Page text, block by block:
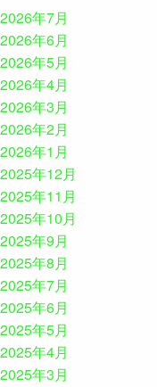
2026年7月
2026年6月
2026年5月
2026年4月
2026年3月
2026年2月
2026年1月
2025年12月
2025年11月
2025年10月
2025年9月
2025年8月
2025年7月
2025年6月
2025年5月
2025年4月
2025年3月